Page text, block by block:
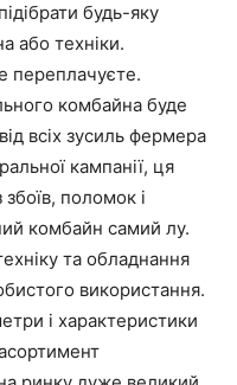
будь-яку
або техніки.
переплачуєте.
комбайна буде
всіх зусиль фермера
кампанії, ця
поломок і
комбайн самий лу.
та обладнання
використання.
і характеристики